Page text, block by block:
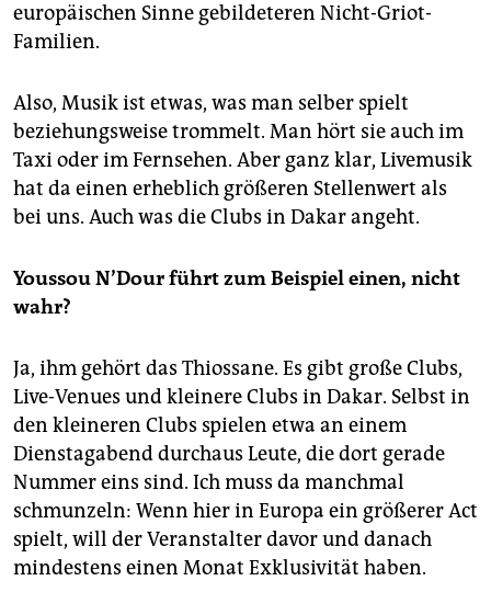
europäischen Sinne gebildeteren Nicht-Griot-
Familien.
Also, Musik ist etwas, was man selber spielt
beziehungsweise trommelt. Man hört sie auch im
Taxi oder im Fernsehen. Aber ganz klar, Livemusik
hat da einen erheblich größeren Stellenwert als
bei uns. Auch was die Clubs in Dakar angeht.
Youssou N’Dour führt zum Beispiel einen, nicht
wahr?
Ja, ihm gehört das Thiossane. Es gibt große Clubs,
Live-Venues und kleinere Clubs in Dakar. Selbst in
den kleineren Clubs spielen etwa an einem
Dienstagabend durchaus Leute, die dort gerade
Nummer eins sind. Ich muss da manchmal
schmunzeln: Wenn hier in Europa ein größerer Act
spielt, will der Veranstalter davor und danach
mindestens einen Monat Exklusivität haben.